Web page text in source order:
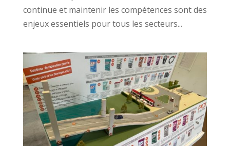
continue et maintenir les compétences sont des
enjeux essentiels pour tous les secteurs...